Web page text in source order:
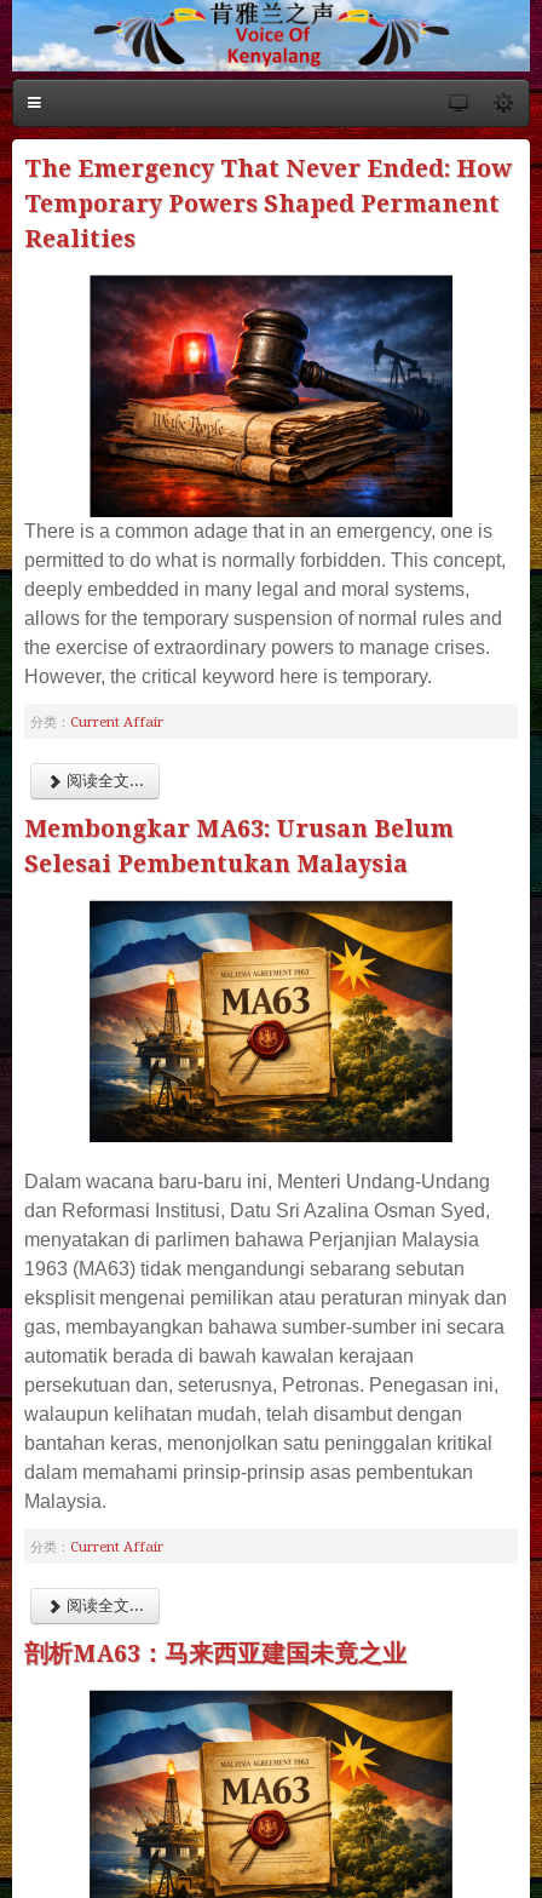
The Emergency That Never Ended: How
Temporary Powers Shaped Permanent
Realities
There is a common adage that in an emergency, one is
permitted to do what is normally forbidden. This concept,
deeply embedded in many legal and moral systems,
allows for the temporary suspension of normal rules and
the exercise of extraordinary powers to manage crises.
However, the critical keyword here is temporary.
分类： Current Affair
阅读全文...
Membongkar MA63: Urusan Belum
Selesai Pembentukan Malaysia
Dalam wacana baru-baru ini, Menteri Undang-Undang
dan Reformasi Institusi, Datu Sri Azalina Osman Syed,
menyatakan di parlimen bahawa Perjanjian Malaysia
1963 (MA63) tidak mengandungi sebarang sebutan
eksplisit mengenai pemilikan atau peraturan minyak dan
gas, membayangkan bahawa sumber-sumber ini secara
automatik berada di bawah kawalan kerajaan
persekutuan dan, seterusnya, Petronas. Penegasan ini,
walaupun kelihatan mudah, telah disambut dengan
bantahan keras, menonjolkan satu peninggalan kritikal
dalam memahami prinsip-prinsip asas pembentukan
Malaysia.
分类： Current Affair
阅读全文...
剖析MA63：马来西亚建国未竟之业